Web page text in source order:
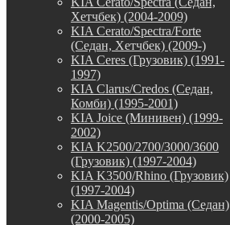
Хетчбек) (2004-2009)
KIA Cerato/Spectra/Forte
(Седан, Хетчбек) (2009-)
KIA Ceres (Грузовик) (1991-
1997)
KIA Clarus/Credos (Седан,
Комби) (1995-2001)
KIA Joice (Минивен) (1999-
2002)
KIA K2500/2700/3000/3600
(Грузовик) (1997-2004)
KIA K3500/Rhino (Грузовик)
(1997-2004)
KIA Magentis/Optima (Седан)
(2000-2005)